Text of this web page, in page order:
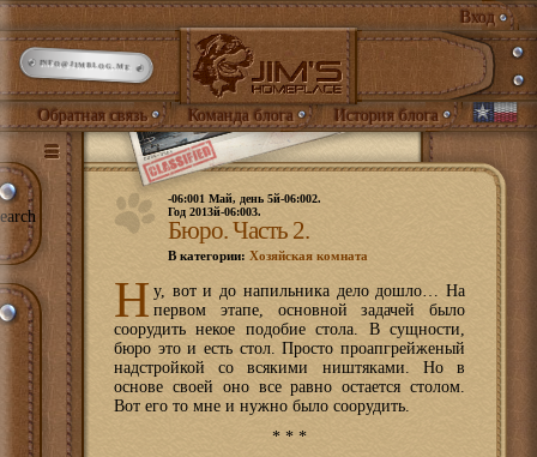
Вход
INFO@JIMBLOG.ME
Обратная связь Команда блога История блога
-06:001 Май, день 5й-06:002.
Год 2013й-06:003.
Бюро. Часть 2.
В категории: Хозяйская комната
Н у, вот и до напильника дело дошло… На
первом этапе, основной задачей было
соорудить некое подобие стола. В сущности,
бюро это и есть стол. Просто проапгрейженый
надстройкой со всякими ништяками. Но в
основе своей оно все равно остается столом.
Вот его то мне и нужно было соорудить.
* * *